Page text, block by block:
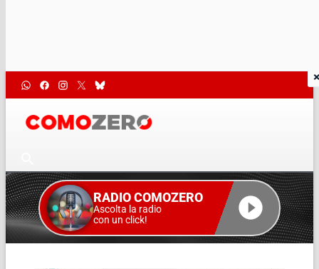
RADIO COMOZERO
Ascolta la radio
con un click!